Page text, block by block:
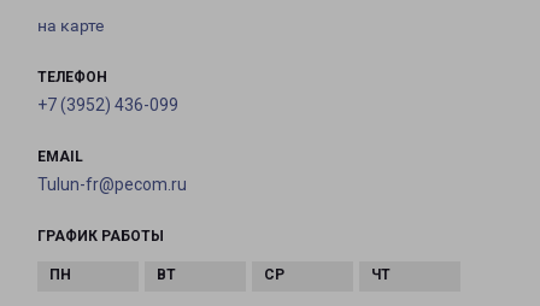
на карте
ТЕЛЕФОН
+7 (3952) 436-099
EMAIL
Tulun-fr@pecom.ru
ГРАФИК РАБОТЫ